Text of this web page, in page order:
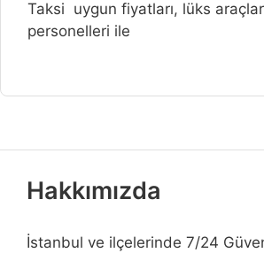
Taksi uygun fiyatları, lüks
personelleri ile
Hakkımızda
İstanbul ve ilçelerinde 7/24